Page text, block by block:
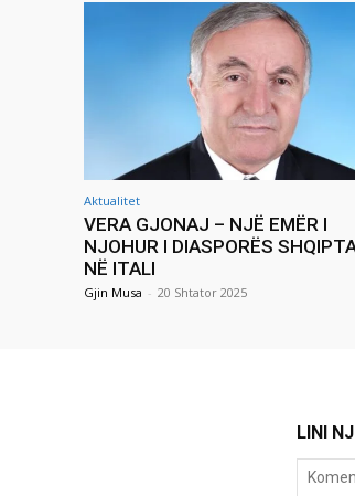
Aktualitet
VERA GJONAJ – NJË EMËR I
NJOHUR I DIASPORËS
NË ITALI
Gjin Musa - 20 Shtator 2025
LINI